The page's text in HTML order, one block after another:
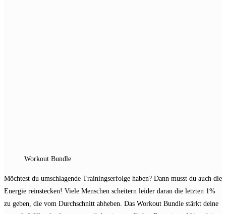
Workout Bundle
Möchtest du umschlagende Trainingserfolge haben? Dann musst du auch die
Energie reinstecken! Viele Menschen scheitern leider daran die letzten 1%
zu geben, die vom Durchschnitt abheben. Das Workout Bundle stärkt deine